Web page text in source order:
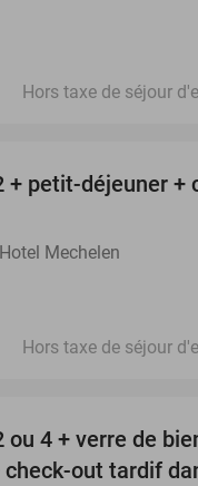
Hors taxe de séjour
+ petit-déjeuner +
Mechelen
Hors taxe de séjour
ou 4 + verre de
check-out tardif